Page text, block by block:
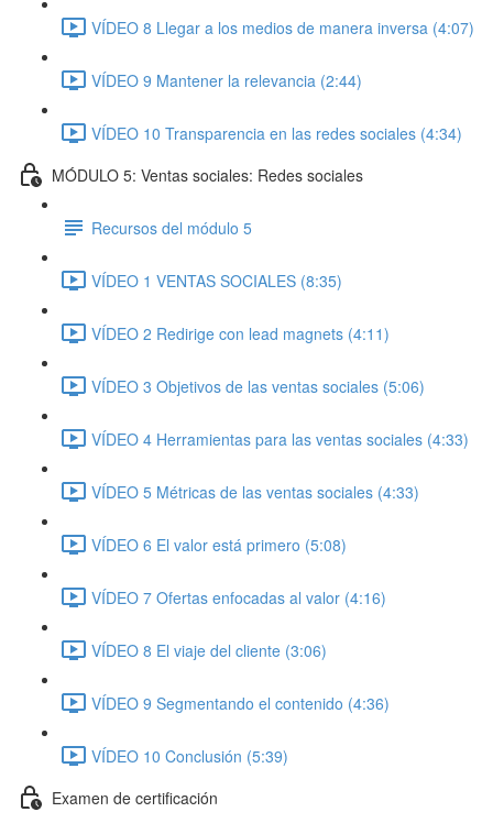
VÍDEO 8 Llegar a los medios de manera inversa (4:07)
VÍDEO 9 Mantener la relevancia (2:44)
VÍDEO 10 Transparencia en las redes sociales (4:34)
MÓDULO 5: Ventas sociales: Redes sociales
Recursos del módulo 5
VÍDEO 1 VENTAS SOCIALES (8:35)
VÍDEO 2 Redirige con lead magnets (4:11)
VÍDEO 3 Objetivos de las ventas sociales (5:06)
VÍDEO 4 Herramientas para las ventas sociales (4:33)
VÍDEO 5 Métricas de las ventas sociales (4:33)
VÍDEO 6 El valor está primero (5:08)
VÍDEO 7 Ofertas enfocadas al valor (4:16)
VÍDEO 8 El viaje del cliente (3:06)
VÍDEO 9 Segmentando el contenido (4:36)
VÍDEO 10 Conclusión (5:39)
Examen de certificación